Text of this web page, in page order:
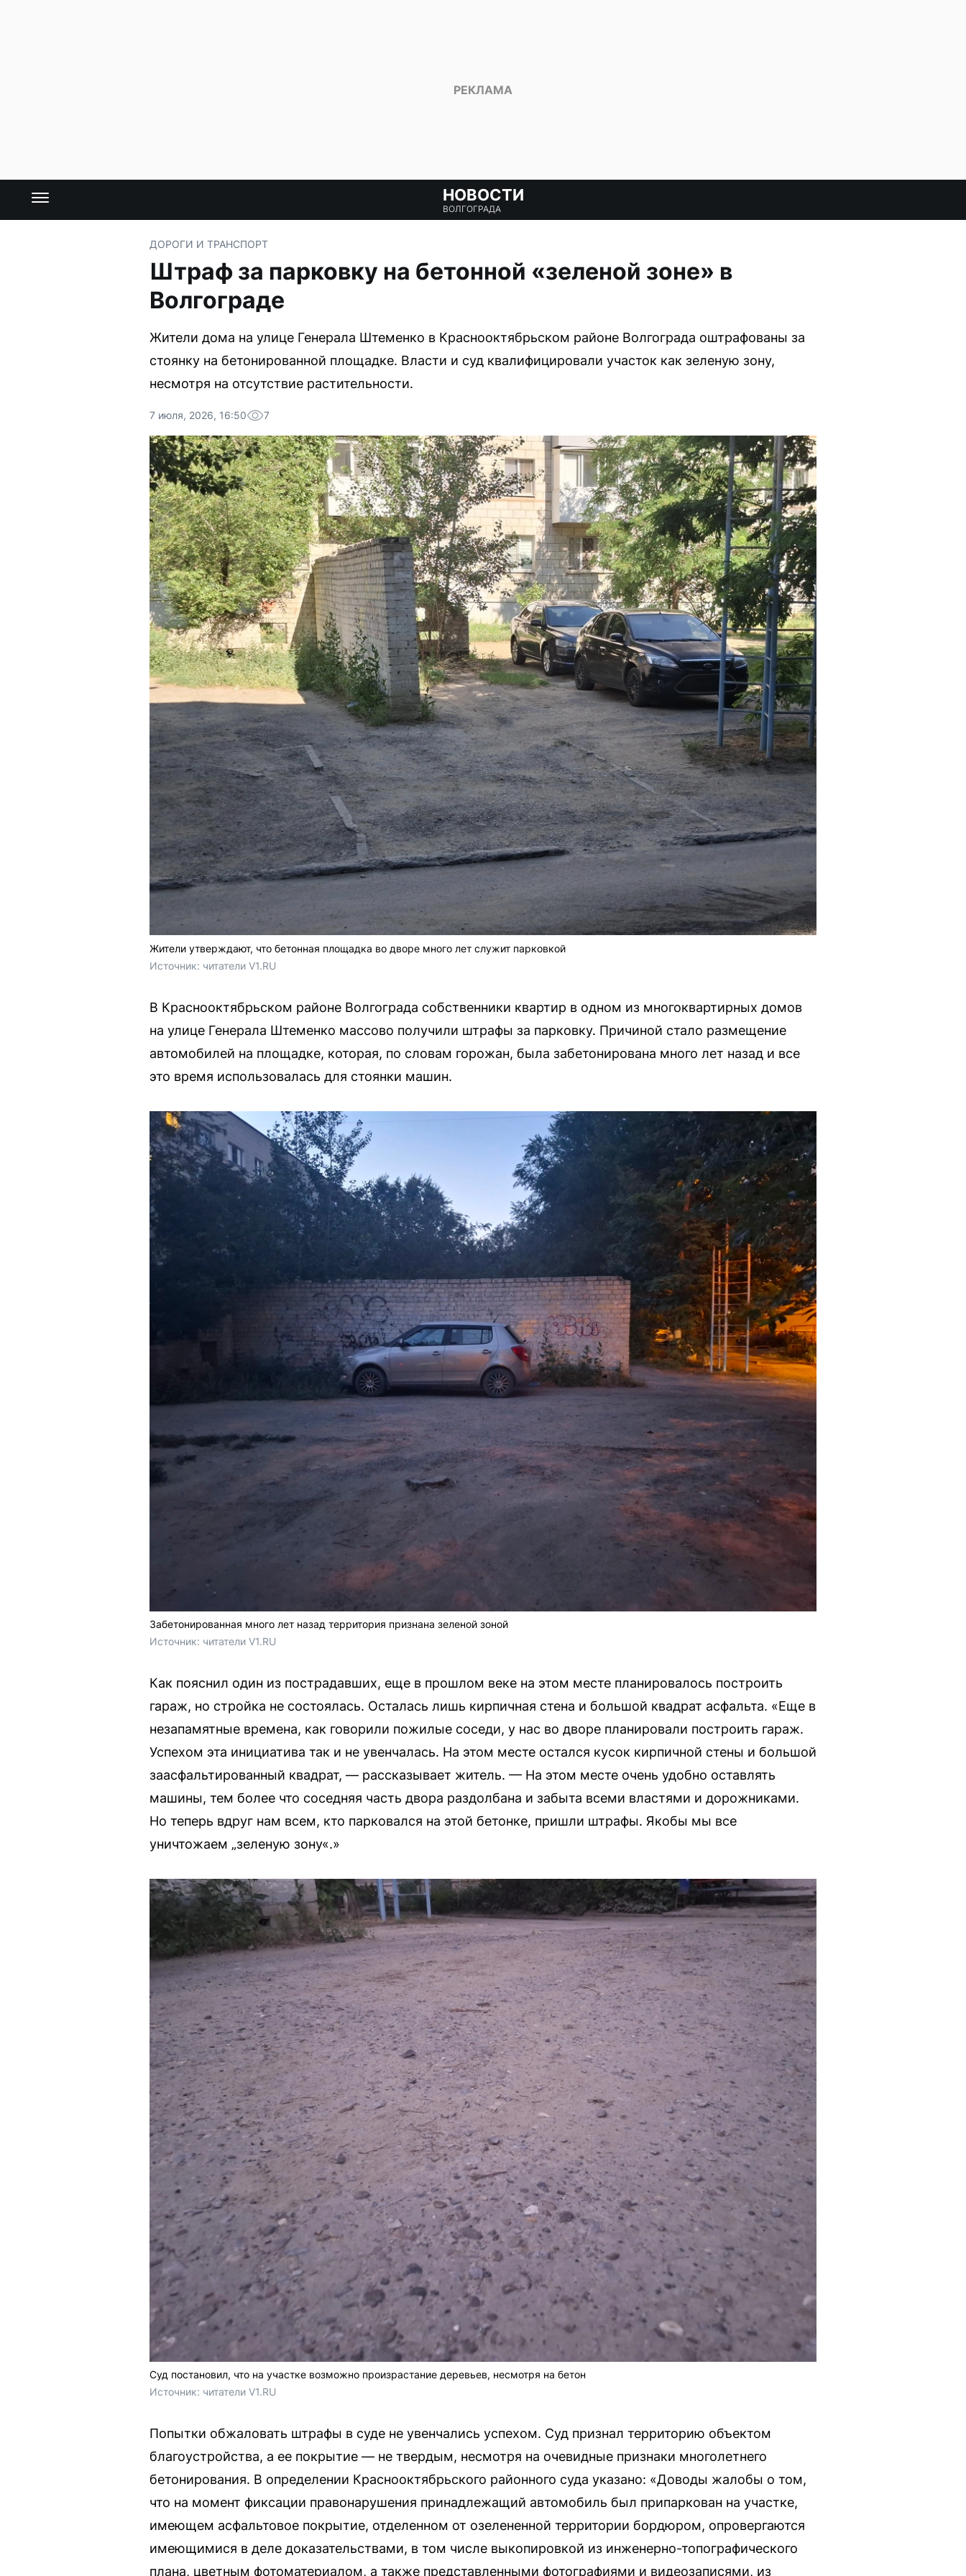
НОВОСТИ
ВОЛГОГРАДА
ДОРОГИ И ТРАНСПОРТ
Штраф за парковку на бетонной «зеленой зоне» в
Волгограде
Жители дома на улице Генерала Штеменко в Краснооктябрьском районе Волгограда оштрафованы за
стоянку на бетонированной площадке. Власти и суд квалифицировали участок как зеленую зону,
несмотря на отсутствие растительности.
7 июля, 2026, 16:50 7
Жители утверждают, что бетонная площадка во дворе много лет служит парковкой
Источник: читатели V1.RU
В Краснооктябрьском районе Волгограда собственники квартир в одном из многоквартирных домов
на улице Генерала Штеменко массово получили штрафы за парковку. Причиной стало размещение
автомобилей на площадке, которая, по словам горожан, была забетонирована много лет назад и все
это время использовалась для стоянки машин.
Забетонированная много лет назад территория признана зеленой зоной
Источник: читатели V1.RU
Как пояснил один из пострадавших, еще в прошлом веке на этом месте планировалось построить
гараж, но стройка не состоялась. Осталась лишь кирпичная стена и большой квадрат асфальта. «Еще в
незапамятные времена, как говорили пожилые соседи, у нас во дворе планировали построить гараж.
Успехом эта инициатива так и не увенчалась. На этом месте остался кусок кирпичной стены и большой
заасфальтированный квадрат, — рассказывает житель. — На этом месте очень удобно оставлять
машины, тем более что соседняя часть двора раздолбана и забыта всеми властями и дорожниками.
Но теперь вдруг нам всем, кто парковался на этой бетонке, пришли штрафы. Якобы мы все
уничтожаем „зеленую зону«.»
Суд постановил, что на участке возможно произрастание деревьев, несмотря на бетон
Источник: читатели V1.RU
Попытки обжаловать штрафы в суде не увенчались успехом. Суд признал территорию объектом
благоустройства, а ее покрытие — не твердым, несмотря на очевидные признаки многолетнего
бетонирования. В определении Краснооктябрьского районного суда указано: «Доводы жалобы о том,
что на момент фиксации правонарушения принадлежащий автомобиль был припаркован на участке,
имеющем асфальтовое покрытие, отделенном от озелененной территории бордюром, опровергаются
имеющимися в деле доказательствами, в том числе выкопировкой из инженерно-топографического
плана, цветным фотоматериалом, а также представленными фотографиями и видеозаписями, из